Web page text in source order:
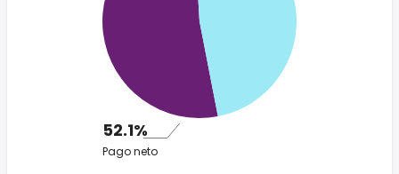
52.1%
Pago neto